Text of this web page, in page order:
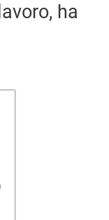
ha